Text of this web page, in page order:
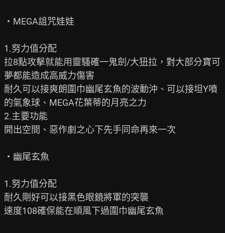
‧MEGA詛咒娃娃
1.努力值分配
拉8點攻擊就能用靈騷確一鬼劍/大狃拉，對大部分寶可
夢都能造成高威力傷害
耐久可以接爽朗圍巾幽尾玄魚的波動沖、可以接坦Y噴
的氣象球、MEGA花葉蒂的月亮之力
2.主要功能
開出空間、惡作劇之心下先手同命再來一次
‧幽尾玄魚
1.努力值分配
耐久剛好可以接黑色眼鏡將軍的突襲
速度108確保能在順風下過圍巾幽尾玄魚